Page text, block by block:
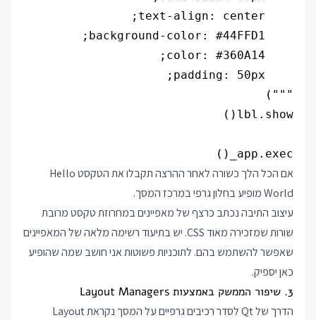
app.exec_()
אם הכל הלך כשורה לאחר ההרצה תקבלו את הטקסט Hello
World מופיע בחלון גרפי במרכז המסך.
עיצוב התיבה נכתב כרצף של מאפיינים במחרוזת טקסט מרובת
שורות שמזכירה מאוד CSS. יש בתיעוד רשימה מלאה של המאפיינים
שאפשר להשתמש בהם. לתוכניות פשוטות אני חושב שמה שהופיע
כאן יספיק.
3. שיפור הממשק באמצעות Layout Managers
הדרך של Qt לסדר רכיבים גרפיים על המסך נקראת Layout